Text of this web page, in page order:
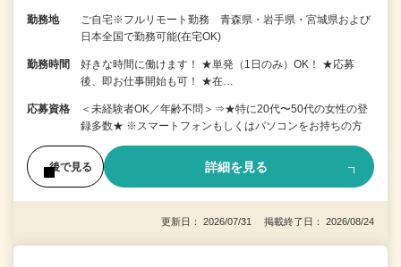
勤務地
ご自宅※フルリモート勤務 青森県・岩手県・宮城県および
日本全国で勤務可能(在宅OK)
勤務時間
好きな時間に働けます！ ★単発（1日のみ）OK！ ★応募
後、即お仕事開始も可！ ★在…
応募資格
＜未経験者OK／年齢不問＞⇒★特に20代〜50代の女性の登
録多数★ ※スマートフォンもしくはパソコンをお持ちの方
後で見る 詳細を見る
更新日： 2026/07/31 掲載終了日： 2026/08/24